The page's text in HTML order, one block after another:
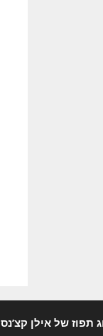
תפוז של אילן קצ’נס